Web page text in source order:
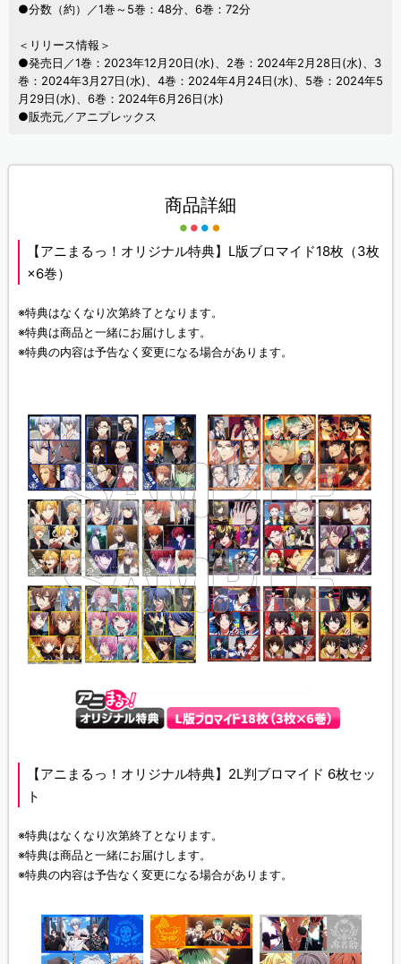
●分数（約）／1巻～5巻：48分、6巻：72分
＜リリース情報＞
●発売日／1巻：2023年12月20日(水)、2巻：2024年2月28日(水)、3
巻：2024年3月27日(水)、4巻：2024年4月24日(水)、5巻：2024年5
月29日(水)、6巻：2024年6月26日(水)
●販売元／アニプレックス
商品詳細
【アニまるっ！オリジナル特典】L版ブロマイド18枚（3枚
×6巻）
※特典はなくなり次第終了となります。
※特典は商品と一緒にお届けします。
※特典の内容は予告なく変更になる場合があります。
【アニまるっ！オリジナル特典】2L判ブロマイド 6枚セッ
ト
※特典はなくなり次第終了となります。
※特典は商品と一緒にお届けします。
※特典の内容は予告なく変更になる場合があります。